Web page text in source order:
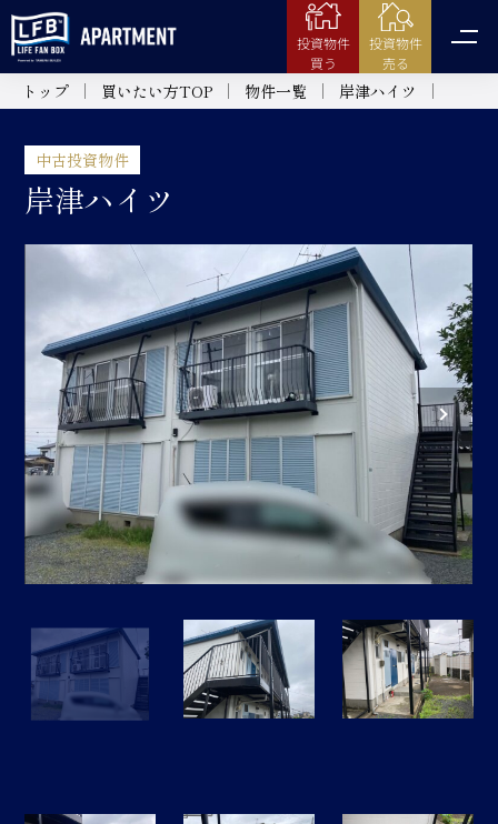
投資物件
買う
投資物件
売る
トップ 買いたい方TOP 物件一覧 岸津ハイツ
中古投資物件
岸津ハイツ